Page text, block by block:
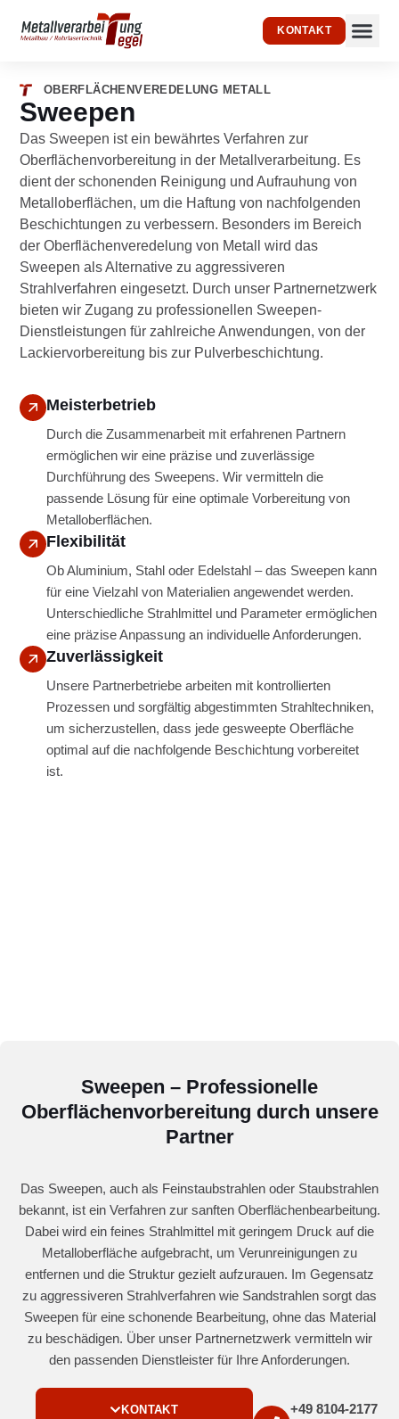
KONTAKT
OBERFLÄCHENVEREDELUNG METALL
Sweepen
Das Sweepen ist ein bewährtes Verfahren zur
Oberflächenvorbereitung in der Metallverarbeitung. Es
dient der schonenden Reinigung und Aufrauhung von
Metalloberflächen, um die Haftung von nachfolgenden
Beschichtungen zu verbessern. Besonders im Bereich
der Oberflächenveredelung von Metall wird das
Sweepen als Alternative zu aggressiveren
Strahlverfahren eingesetzt. Durch unser Partnernetzwerk
bieten wir Zugang zu professionellen Sweepen-
Dienstleistungen für zahlreiche Anwendungen, von der
Lackiervorbereitung bis zur Pulverbeschichtung.
Meisterbetrieb
Durch die Zusammenarbeit mit erfahrenen Partnern
ermöglichen wir eine präzise und zuverlässige
Durchführung des Sweepens. Wir vermitteln die
passende Lösung für eine optimale Vorbereitung von
Metalloberflächen.
Flexibilität
Ob Aluminium, Stahl oder Edelstahl – das Sweepen kann
für eine Vielzahl von Materialien angewendet werden.
Unterschiedliche Strahlmittel und Parameter ermöglichen
eine präzise Anpassung an individuelle Anforderungen.
Zuverlässigkeit
Unsere Partnerbetriebe arbeiten mit kontrollierten
Prozessen und sorgfältig abgestimmten Strahltechniken,
um sicherzustellen, dass jede gesweepte Oberfläche
optimal auf die nachfolgende Beschichtung vorbereitet
ist.
Sweepen – Professionelle
Oberflächenvorbereitung durch unsere
Partner
Das Sweepen, auch als Feinstaubstrahlen oder Staubstrahlen
bekannt, ist ein Verfahren zur sanften Oberflächenbearbeitung.
Dabei wird ein feines Strahlmittel mit geringem Druck auf die
Metalloberfläche aufgebracht, um Verunreinigungen zu
entfernen und die Struktur gezielt aufzurauen. Im Gegensatz
zu aggressiveren Strahlverfahren wie Sandstrahlen sorgt das
Sweepen für eine schonende Bearbeitung, ohne das Material
zu beschädigen. Über unser Partnernetzwerk vermitteln wir
den passenden Dienstleister für Ihre Anforderungen.
KONTAKT +49 8104-2177